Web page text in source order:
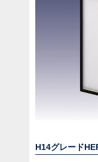
H14グレード